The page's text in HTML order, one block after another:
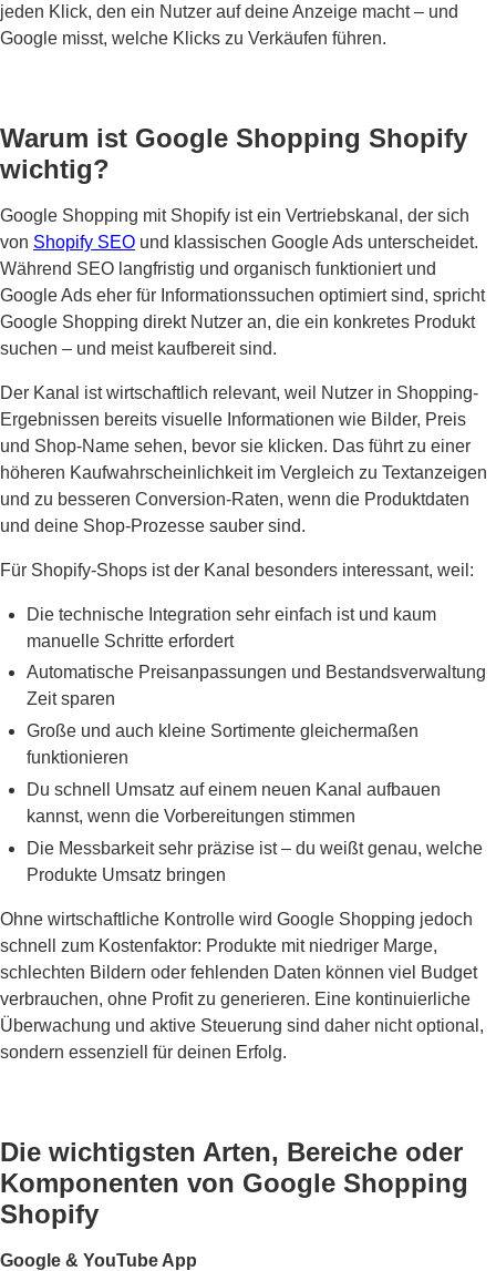
jeden Klick, den ein Nutzer auf deine Anzeige macht – und
Google misst, welche Klicks zu Verkäufen führen.
Warum ist Google Shopping Shopify
wichtig?
Google Shopping mit Shopify ist ein Vertriebskanal, der sich
von Shopify SEO und klassischen Google Ads unterscheidet.
Während SEO langfristig und organisch funktioniert und
Google Ads eher für Informationssuchen optimiert sind, spricht
Google Shopping direkt Nutzer an, die ein konkretes Produkt
suchen – und meist kaufbereit sind.
Der Kanal ist wirtschaftlich relevant, weil Nutzer in Shopping-
Ergebnissen bereits visuelle Informationen wie Bilder, Preis
und Shop-Name sehen, bevor sie klicken. Das führt zu einer
höheren Kaufwahrscheinlichkeit im Vergleich zu Textanzeigen
und zu besseren Conversion-Raten, wenn die Produktdaten
und deine Shop-Prozesse sauber sind.
Für Shopify-Shops ist der Kanal besonders interessant, weil:
Die technische Integration sehr einfach ist und kaum
manuelle Schritte erfordert
Automatische Preisanpassungen und Bestandsverwaltung
Zeit sparen
Große und auch kleine Sortimente gleichermaßen
funktionieren
Du schnell Umsatz auf einem neuen Kanal aufbauen
kannst, wenn die Vorbereitungen stimmen
Die Messbarkeit sehr präzise ist – du weißt genau, welche
Produkte Umsatz bringen
Ohne wirtschaftliche Kontrolle wird Google Shopping jedoch
schnell zum Kostenfaktor: Produkte mit niedriger Marge,
schlechten Bildern oder fehlenden Daten können viel Budget
verbrauchen, ohne Profit zu generieren. Eine kontinuierliche
Überwachung und aktive Steuerung sind daher nicht optional,
sondern essenziell für deinen Erfolg.
Die wichtigsten Arten, Bereiche oder
Komponenten von Google Shopping
Shopify
Google & YouTube App